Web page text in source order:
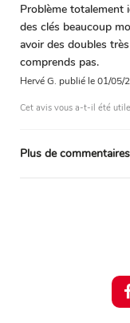
Problème totalement
des clés beaucoup
avoir des doubles
comprends pas.
Hervé G. publié le 01/05/
Cet avis vous a-t-il été
Plus de